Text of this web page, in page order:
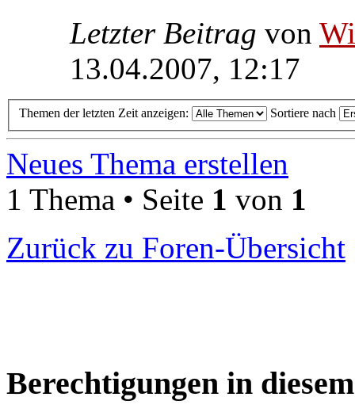
Letzter Beitrag von
13.04.2007, 12:17
Themen der letzten Zeit anzeigen: Sortiere nach
Neues Thema erstellen
1 Thema • Seite 1 von 1
Zurück zu Foren-Übersicht
Berechtigungen in